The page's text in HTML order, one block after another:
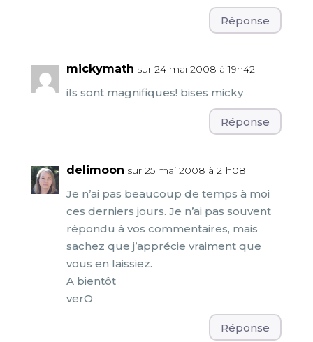
Réponse
mickymath sur 24 mai 2008 à 19h42
ils sont magnifiques! bises micky
Réponse
delimoon sur 25 mai 2008 à 21h08
Je n’ai pas beaucoup de temps à moi
ces derniers jours. Je n’ai pas souvent
répondu à vos commentaires, mais
sachez que j’apprécie vraiment que
vous en laissiez.
A bientôt
verO
Réponse